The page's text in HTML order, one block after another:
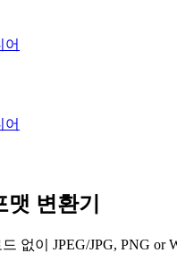
어
어
변환기
드 없이 JPEG/JPG, PNG